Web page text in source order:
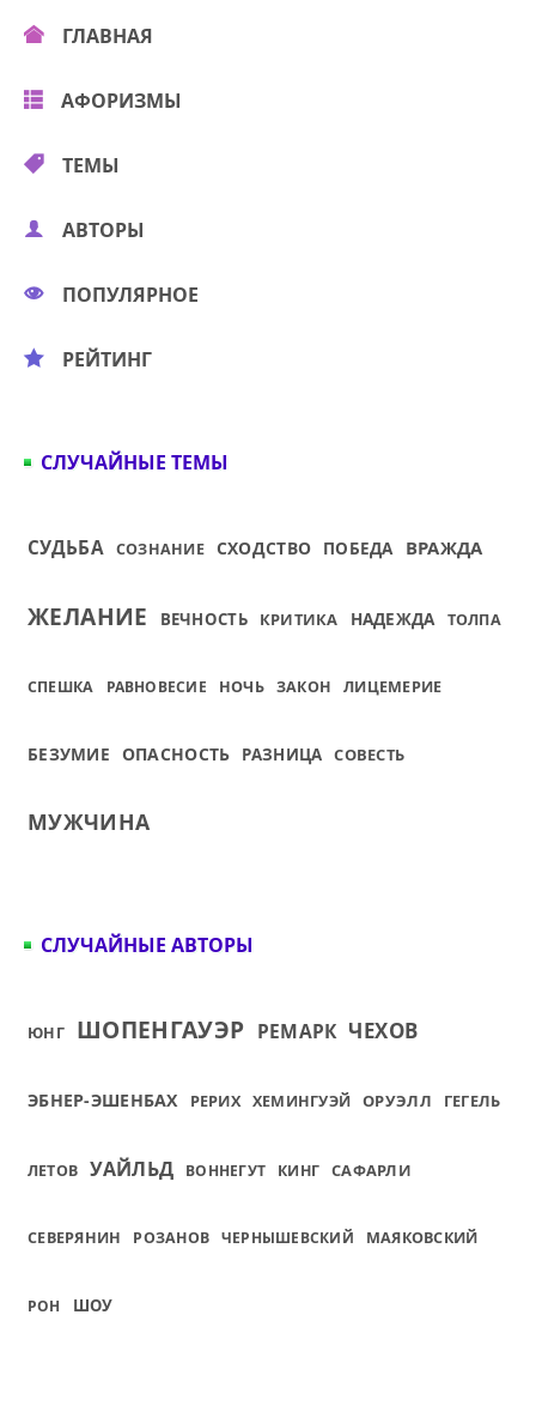
ГЛАВНАЯ
АФОРИЗМЫ
ТЕМЫ
АВТОРЫ
ПОПУЛЯРНОЕ
РЕЙТИНГ
СЛУЧАЙНЫЕ ТЕМЫ
СУДЬБА СОЗНАНИЕ СХОДСТВО ПОБЕДА ВРАЖДА
ЖЕЛАНИЕ ВЕЧНОСТЬ КРИТИКА НАДЕЖДА ТОЛПА
СПЕШКА РАВНОВЕСИЕ НОЧЬ ЗАКОН ЛИЦЕМЕРИЕ
БЕЗУМИЕ ОПАСНОСТЬ РАЗНИЦА СОВЕСТЬ
МУЖЧИНА
СЛУЧАЙНЫЕ АВТОРЫ
ЮНГ ШОПЕНГАУЭР РЕМАРК ЧЕХОВ
ЭБНЕР-ЭШЕНБАХ РЕРИХ ХЕМИНГУЭЙ ОРУЭЛЛ ГЕГЕЛЬ
ЛЕТОВ УАЙЛЬД ВОННЕГУТ КИНГ САФАРЛИ
СЕВЕРЯНИН РОЗАНОВ ЧЕРНЫШЕВСКИЙ МАЯКОВСКИЙ
РОН ШОУ